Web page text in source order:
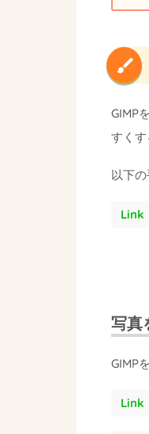
GIMP
すくす
以下
写真
GIMP